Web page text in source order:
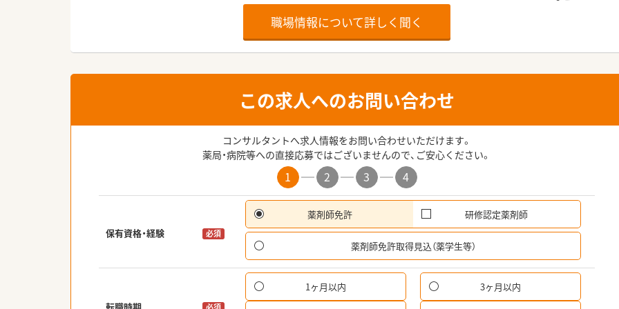
職場情報について詳しく聞く
この求人へのお問い合わせ
コンサルタントへ求人情報をお問い合わせいただけます。
薬局・病院等への直接応募ではございませんので、ご安心ください。
1 2 3 4
保有資格・経験 必須
薬剤師免許 研修認定薬剤師
薬剤師免許取得見込（薬学生等）
1ヶ月以内 3ヶ月以内